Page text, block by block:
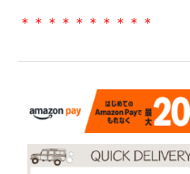
＊＊＊＊＊＊＊＊＊＊